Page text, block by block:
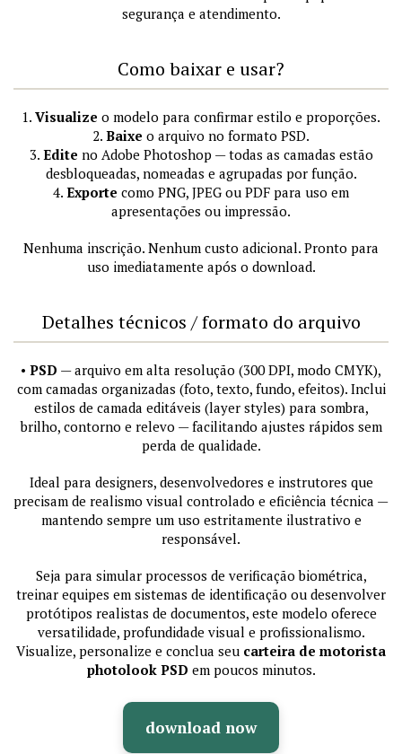
segurança e atendimento.
Como baixar e usar?
1. Visualize o modelo para confirmar estilo e proporções.
2. Baixe o arquivo no formato PSD.
3. Edite no Adobe Photoshop — todas as camadas estão
desbloqueadas, nomeadas e agrupadas por função.
4. Exporte como PNG, JPEG ou PDF para uso em
apresentações ou impressão.
Nenhuma inscrição. Nenhum custo adicional. Pronto para
uso imediatamente após o download.
Detalhes técnicos / formato do arquivo
• PSD — arquivo em alta resolução (300 DPI, modo CMYK),
com camadas organizadas (foto, texto, fundo, efeitos). Inclui
estilos de camada editáveis (layer styles) para sombra,
brilho, contorno e relevo — facilitando ajustes rápidos sem
perda de qualidade.
Ideal para designers, desenvolvedores e instrutores que
precisam de realismo visual controlado e eficiência técnica —
mantendo sempre um uso estritamente ilustrativo e
responsável.
Seja para simular processos de verificação biométrica,
treinar equipes em sistemas de identificação ou desenvolver
protótipos realistas de documentos, este modelo oferece
versatilidade, profundidade visual e profissionalismo.
Visualize, personalize e conclua seu carteira de motorista
photolook PSD em poucos minutos.
download now